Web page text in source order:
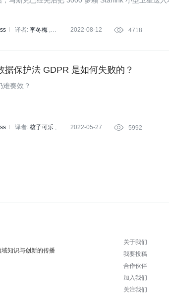
译者: 李冬梅
2022-08-12  4718
据保护法 GDPR 是如何失败的？
难奏效？
译者: 核子可乐
2022-05-27  5992
知识与创新的传播
关于我们
我要投稿
合作伙伴
加入我们
关注我们